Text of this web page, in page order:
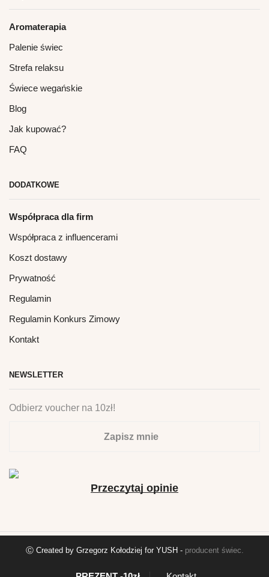
Aromaterapia
Palenie świec
Strefa relaksu
Świece wegańskie
Blog
Jak kupować?
FAQ
DODATKOWE
Współpraca dla firm
Współpraca z influencerami
Koszt dostawy
Prywatność
Regulamin
Regulamin Konkurs Zimowy
Kontakt
NEWSLETTER
Odbierz voucher na 10zł!
Zapisz mnie
Przeczytaj opinie
Ⓒ Created by Grzegorz Kołodziej for YUSH - producent świec.